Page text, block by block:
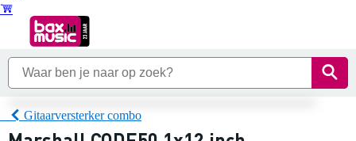
Gitaarversterker combo